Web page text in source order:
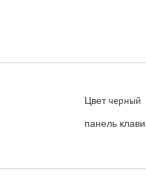
Цветчерный
панель